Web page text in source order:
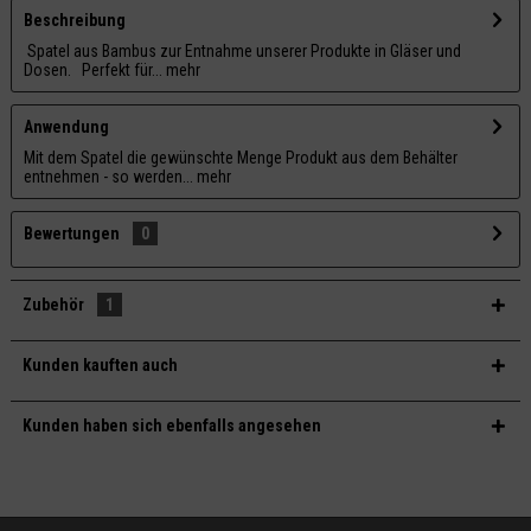
Beschreibung
Spatel aus Bambus zur Entnahme unserer Produkte in Gläser und
Dosen. Perfekt für...
mehr
Anwendung
Mit dem Spatel die gewünschte Menge Produkt aus dem Behälter
entnehmen - so werden...
mehr
Bewertungen 0
Zubehör 1
Kunden kauften auch
Kunden haben sich ebenfalls angesehen